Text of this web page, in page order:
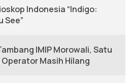
Indonesia “Indigo:
See”
IMIP Morowali, Satu
Masih Hilang